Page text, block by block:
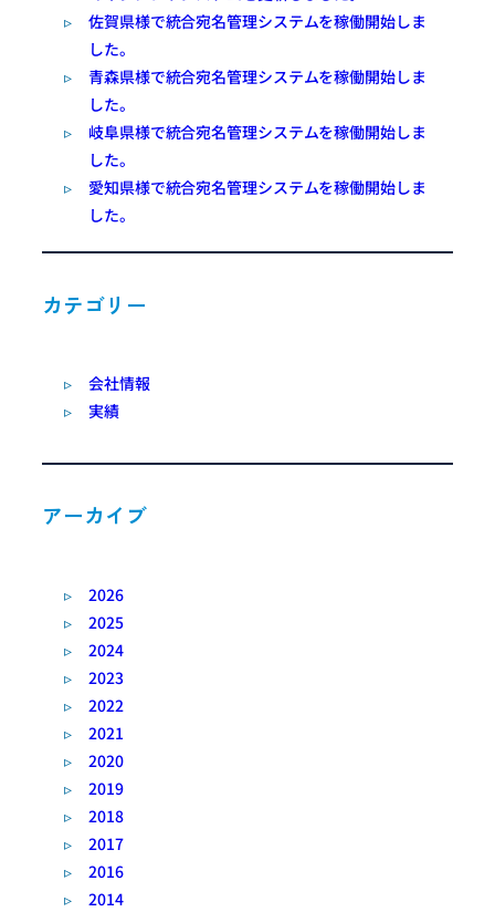
佐賀県様で統合宛名管理システムを稼働開始しま
した。
青森県様で統合宛名管理システムを稼働開始しま
した。
岐阜県様で統合宛名管理システムを稼働開始しま
した。
愛知県様で統合宛名管理システムを稼働開始しま
した。
カテゴリー
会社情報
実績
アーカイブ
2026
2025
2024
2023
2022
2021
2020
2019
2018
2017
2016
2014